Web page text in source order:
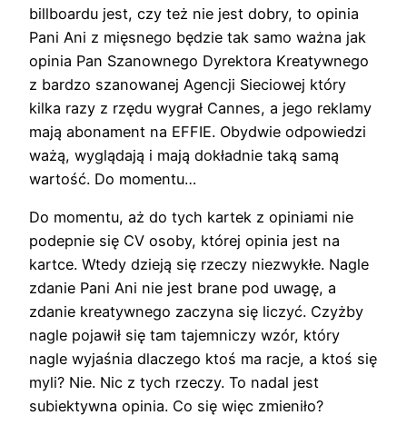
billboardu jest, czy też nie jest dobry, to opinia
Pani Ani z mięsnego będzie tak samo ważna jak
opinia Pan Szanownego Dyrektora Kreatywnego
z bardzo szanowanej Agencji Sieciowej który
kilka razy z rzędu wygrał Cannes, a jego reklamy
mają abonament na EFFIE. Obydwie odpowiedzi
ważą, wyglądają i mają dokładnie taką samą
wartość. Do momentu…
Do momentu, aż do tych kartek z opiniami nie
podepnie się CV osoby, której opinia jest na
kartce. Wtedy dzieją się rzeczy niezwykłe. Nagle
zdanie Pani Ani nie jest brane pod uwagę, a
zdanie kreatywnego zaczyna się liczyć. Czyżby
nagle pojawił się tam tajemniczy wzór, który
nagle wyjaśnia dlaczego ktoś ma racje, a ktoś się
myli? Nie. Nic z tych rzeczy. To nadal jest
subiektywna opinia. Co się więc zmieniło?